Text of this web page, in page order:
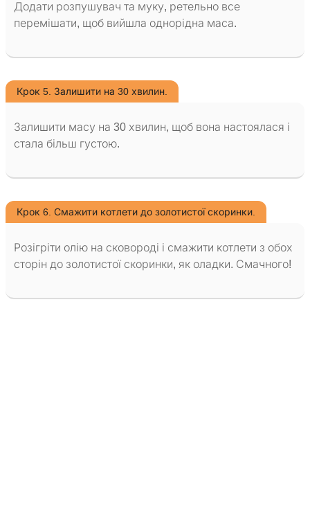
Додати розпушувач та муку, ретельно все
перемішати, щоб вийшла однорідна маса.
Крок 5. Залишити на 30 хвилин.
Залишити масу на 30 хвилин, щоб вона настоялася і
стала більш густою.
Крок 6. Смажити котлети до золотистої скоринки.
Розігріти олію на сковороді і смажити котлети з обох
сторін до золотистої скоринки, як оладки. Смачного!